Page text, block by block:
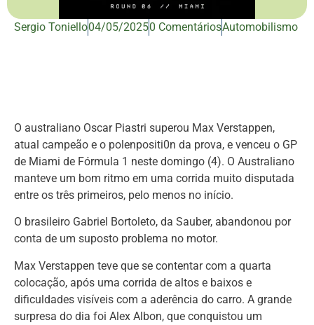
Sergio Toniello04/05/20250 ComentáriosAutomobilismo
O australiano Oscar Piastri superou Max Verstappen,
atual campeão e o polenpositi0n da prova, e venceu o GP
de Miami de Fórmula 1 neste domingo (4). O Australiano
manteve um bom ritmo em uma corrida muito disputada
entre os três primeiros, pelo menos no início.
O brasileiro Gabriel Bortoleto, da Sauber, abandonou por
conta de um suposto problema no motor.
Max Verstappen teve que se contentar com a quarta
colocação, após uma corrida de altos e baixos e
dificuldades visíveis com a aderência do carro. A grande
surpresa do dia foi Alex Albon, que conquistou um